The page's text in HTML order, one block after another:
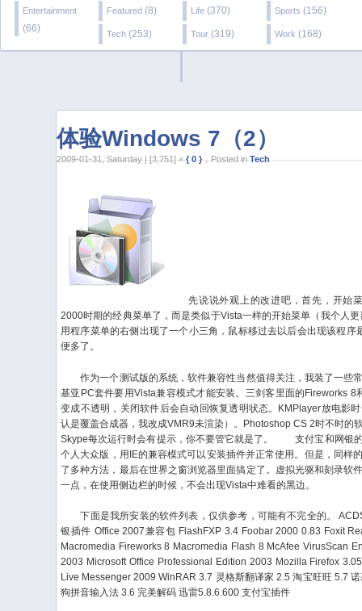
Entertainment
(66)
Featured (8) Life (370) Sports (156)
Tech (253) Tour (319) Work (168)
体验Windows 7（2）
2009-01-31, Saturday | [3,751] ×{ 0 }，Posted inTech
先说说外观上的改进吧，首先，开始菜
2000时期的经典菜单了，而是类似于Vista一样的开始菜单（我个人
用程序菜单的右侧出现了一个小三角，鼠标移过去以后会出现该程序
便多了。
作为一个测试版的系统，软件兼容性当然值得关注，我装了一些
基亚PC套件要用Vista兼容模式才能安装。三剑客里面的Fireworks
变成不透明，关闭软件后会自动回恢复透明状态。KMPlayer放电影
认是覆盖合成器，我改成VMR9未渲染）。Photoshop CS 2时不时的
Skype每次运行时会有提示，你不要管它就是了。
支付宝和网银的
个人大众版，用IE的兼容模式可以安装插件并正常使用。但是，同样
了多种方法，最后在世界之窗浏览器里面搞定了。虚拟光驱和刻录软
一点，在使用侧边栏的时候，不会出现Vista中难看的黑边。
下面是我所安装的软件列表，仅供参考，可能有不完全的。
银插件 Office 2007兼容包 FlashFXP 3.4 Foobar 2000 0.83 Foxit
Macromedia Fireworks 8 Macromedia Flash 8McAfee VirusScan
2003 Microsoft Office Professional Edition 2003 Mozilla Firefox 3.05
Live Messenger 2009 WinRAR 3.7 灵格斯翻译家 2.5 淘宝旺旺 5.7
狗拼音输入法 3.6 完美解码 迅雷5.8.6.600 支付宝插件